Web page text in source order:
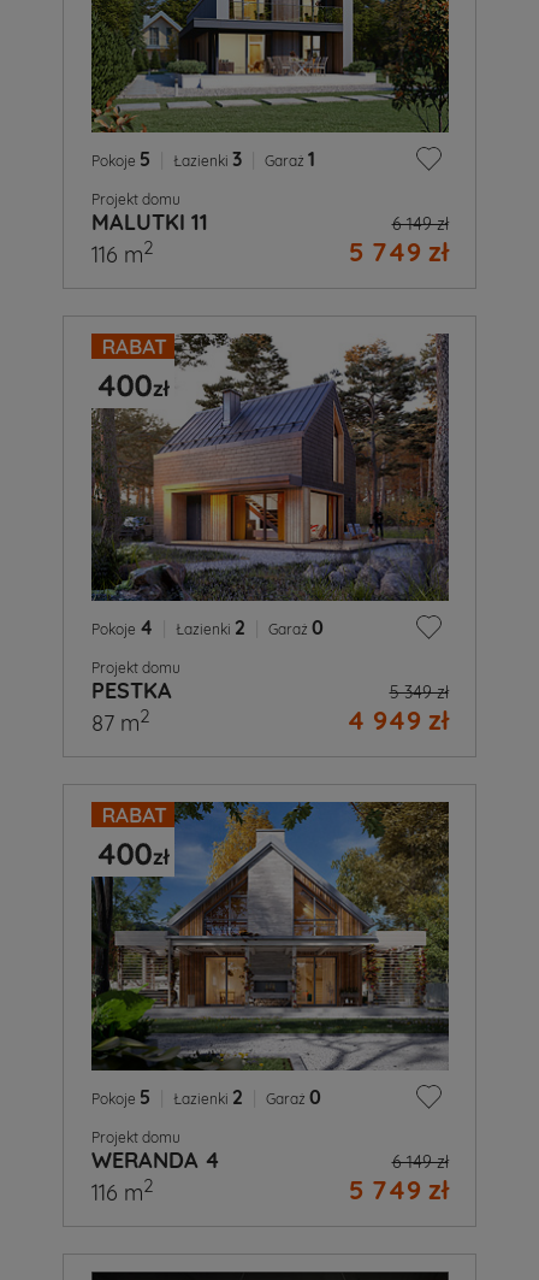
Pokoje 5 Łazienki 3 Garaż 1
Projekt domu
MALUTKI 11 6 149 zł
5 749 zł
116 m2
Pokoje 4 Łazienki 2 Garaż 0
Projekt domu
PESTKA 5 349 zł
4 949 zł
87 m2
Pokoje 5 Łazienki 2 Garaż 0
Projekt domu
WERANDA 4 6 149 zł
5 749 zł
116 m2